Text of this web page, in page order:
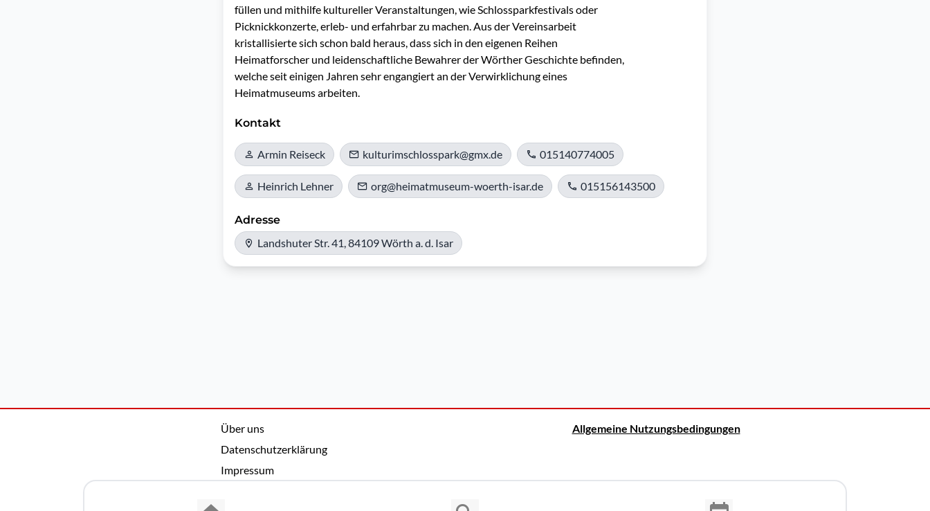
füllen und mithilfe kultureller Veranstaltungen, wie Schlossparkfestivals oder
Picknickkonzerte, erleb- und erfahrbar zu machen. Aus der Vereinsarbeit
kristallisierte sich schon bald heraus, dass sich in den eigenen Reihen
Heimatforscher und leidenschaftliche Bewahrer der Wörther Geschichte befinden,
welche seit einigen Jahren sehr engangiert an der Verwirklichung eines
Heimatmuseums arbeiten.
Kontakt
Armin Reiseck kulturimschlosspark@gmx.de 015140774005
Heinrich Lehner org@heimatmuseum-woerth-isar.de 015156143500
Adresse
Landshuter Str. 41, 84109 Wörth a. d. Isar
Über uns
Datenschutzerklärung
Impressum
Allgemeine Nutzungsbedingungen
Copyright © 2026 Cosmema GmbH